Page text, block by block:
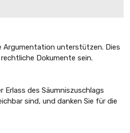
Argumentation unterstützen. Dies
Dokumente sein.
Erlass des Säumniszuschlags
sind, und danken Sie für die